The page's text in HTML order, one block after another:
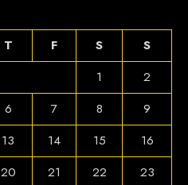
T F S
S
1
2
6 7 8
9
13 14 15
16
20 21 22
23